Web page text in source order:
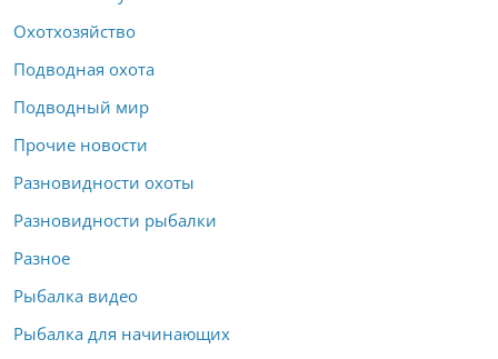
Охотхозяйство
Подводная охота
Подводный мир
Прочие новости
Разновидности охоты
Разновидности рыбалки
Разное
Рыбалка видео
Рыбалка для начинающих